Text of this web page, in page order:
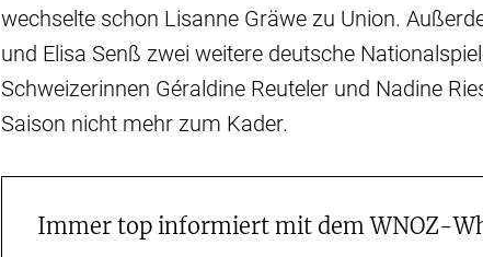
wechselte schon Lisanne Gräwe zu Union.
und Elisa Senß zwei weitere deutsche
Schweizerinnen Géraldine Reuteler und Nadine
Saison nicht mehr zum Kader.
Immer top informiert mit dem WNOZ-